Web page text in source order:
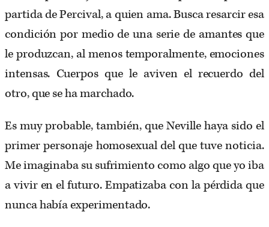
partida de Percival, a quien ama. Busca resarcir esa
condición por medio de una serie de amantes que
le produzcan, al menos temporalmente, emociones
intensas. Cuerpos que le aviven el recuerdo del
otro, que se ha marchado.
Es muy probable, también, que Neville haya sido el
primer personaje homosexual del que tuve noticia.
Me imaginaba su sufrimiento como algo que yo iba
a vivir en el futuro. Empatizaba con la pérdida que
nunca había experimentado.